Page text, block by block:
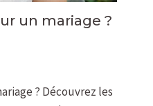
un mariage ?
? Découvrez les